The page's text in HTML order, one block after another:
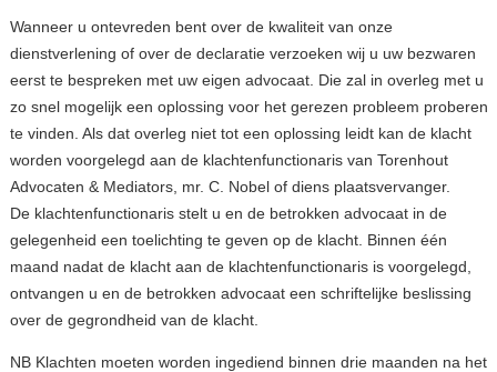
Wanneer u ontevreden bent over de kwaliteit van onze
dienstverlening of over de declaratie verzoeken wij u uw bezwaren
eerst te bespreken met uw eigen advocaat. Die zal in overleg met u
zo snel mogelijk een oplossing voor het gerezen probleem proberen
te vinden. Als dat overleg niet tot een oplossing leidt kan de klacht
worden voorgelegd aan de klachtenfunctionaris van Torenhout
Advocaten & Mediators, mr. C. Nobel of diens plaatsvervanger.
De klachtenfunctionaris stelt u en de betrokken advocaat in de
gelegenheid een toelichting te geven op de klacht. Binnen één
maand nadat de klacht aan de klachtenfunctionaris is voorgelegd,
ontvangen u en de betrokken advocaat een schriftelijke beslissing
over de gegrondheid van de klacht.
NB Klachten moeten worden ingediend binnen drie maanden na het